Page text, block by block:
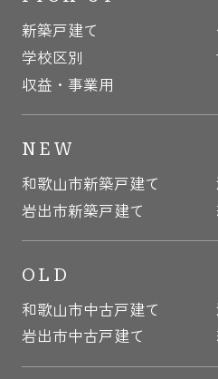
新築戸建て
学校区別
収益・事業用
NEW
和歌山市新築戸建て
岩出市新築戸建て
OLD
和歌山市中古戸建て
岩出市中古戸建て